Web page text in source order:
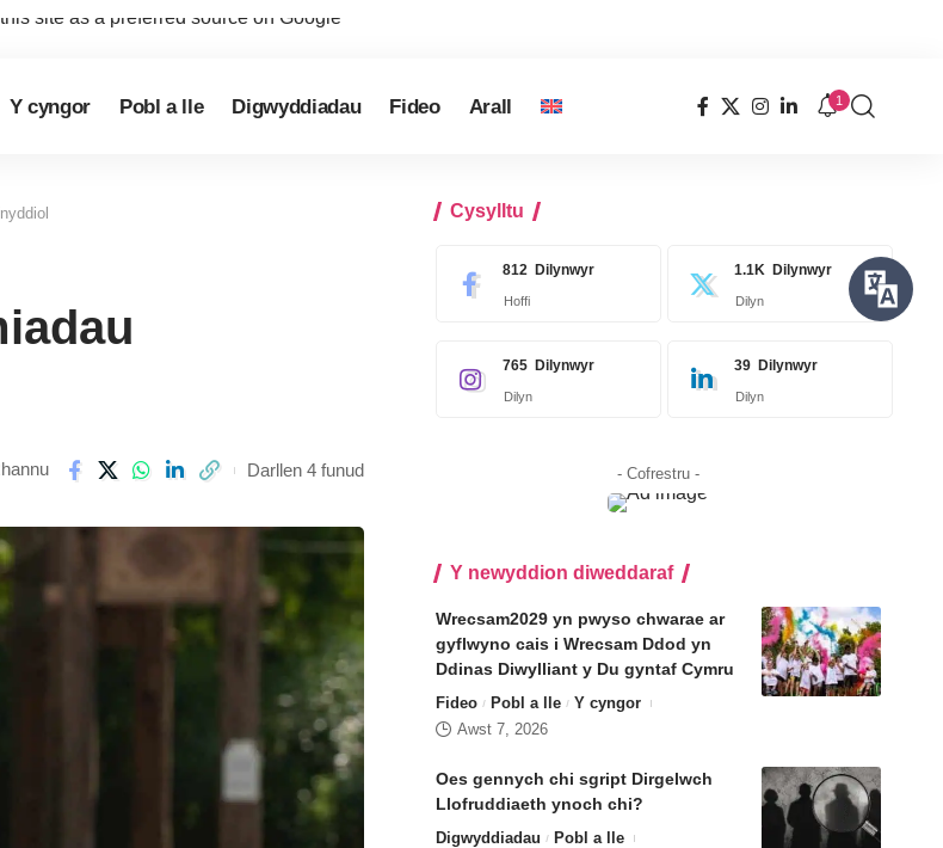
Y cyngor Pobl a lle Digwyddiadau Fideo Arall 1
Darllen 4 funud
Cysylltu
812 Dilynwyr
Hoffi
1.1K Dilynwyr
Dilyn
765 Dilynwyr
Dilyn
39 Dilynwyr
Dilyn
- Cofrestru -
Y newyddion diweddaraf
Wrecsam2029 yn pwyso chwarae ar
gyflwyno cais i Wrecsam Ddod yn
Ddinas Diwylliant y Du gyntaf Cymru
Fideo Pobl a lle
Y cyngor
Awst 7, 2026
Oes gennych chi sgript Dirgelwch
Llofruddiaeth ynoch chi?
Digwyddiadau
Pobl a lle